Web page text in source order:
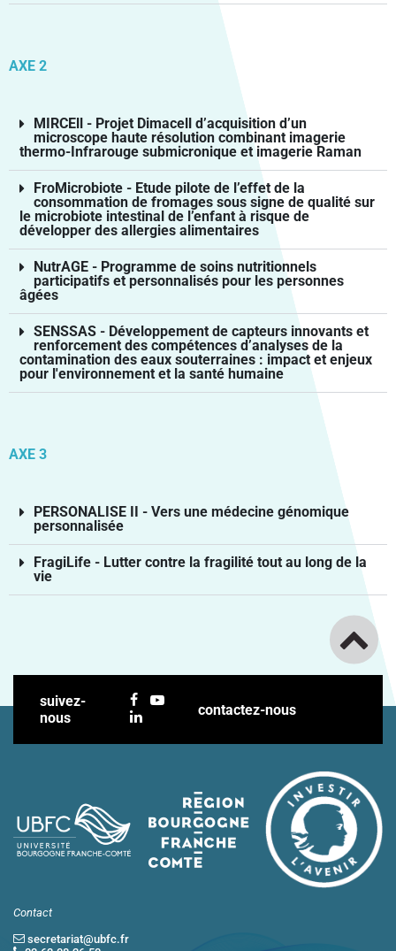
AXE 2
MIRCEll - Projet Dimacell d’acquisition d’un
microscope haute résolution combinant imagerie
thermo-Infrarouge submicronique et imagerie Raman
FroMicrobiote - Etude pilote de l’effet de la
consommation de fromages sous signe de qualité sur
le microbiote intestinal de l’enfant à risque de
développer des allergies alimentaires
NutrAGE - Programme de soins nutritionnels
participatifs et personnalisés pour les personnes
âgées
SENSSAS - Développement de capteurs innovants et
renforcement des compétences d’analyses de la
contamination des eaux souterraines : impact et enjeux
pour l'environnement et la santé humaine
AXE 3
PERSONALISE II - Vers une médecine génomique
personnalisée
FragiLife - Lutter contre la fragilité tout au long de la
vie
suivez-
nous
contactez-nous
Contact
secretariat@ubfc.fr